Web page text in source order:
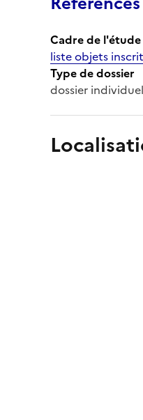
Cadre de l'étude
liste objets
Type de dossier
dossier individuel